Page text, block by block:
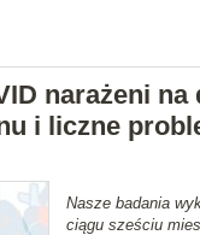
narażeni na
i liczne
Nasze badania
ciągu sześciu